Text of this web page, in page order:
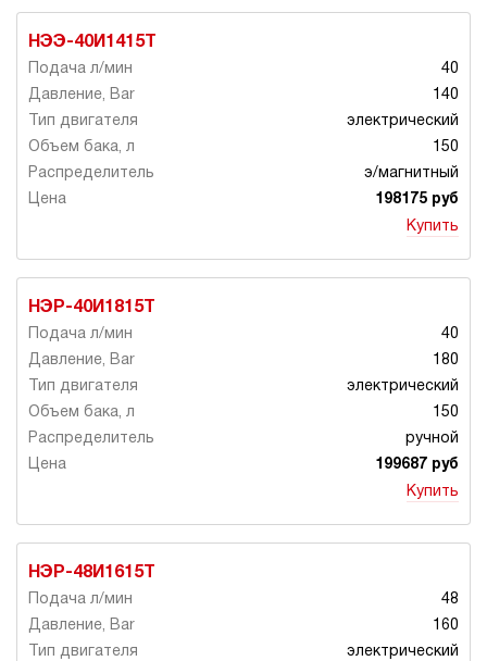
НЭЭ-40И1415Т
40
140
электрический
150
э/магнитный
198175 руб
Купить
НЭР-40И1815Т
40
180
электрический
150
ручной
199687 руб
Купить
НЭР-48И1615Т
48
160
электрический